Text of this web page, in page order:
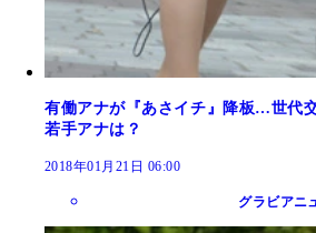
有働アナが『あさイチ』降板…世代
若手アナは？
2018年01月21日 06:00
グラビアニ